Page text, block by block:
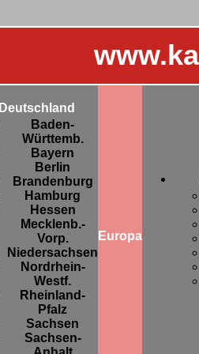
Deutschland
Baden-
Württemb.
Bayern
Berlin
Brandenburg
Hamburg
Hessen
Mecklenb.-
Vorp.
Niedersachsen
Nordrhein-
Westf.
Rheinland-
Pfalz
Sachsen
Sachsen-
Europa